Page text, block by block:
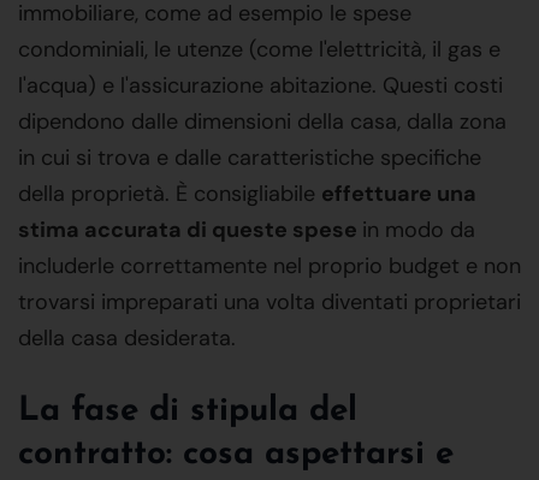
immobiliare, come ad esempio le spese
condominiali, le utenze (come l'elettricità, il gas e
l'acqua) e l'assicurazione abitazione. Questi costi
dipendono dalle dimensioni della casa, dalla zona
in cui si trova e dalle caratteristiche specifiche
della proprietà. È consigliabile effettuare una
stima accurata di queste spese in modo da
includerle correttamente nel proprio budget e non
trovarsi impreparati una volta diventati proprietari
della casa desiderata.
La fase di stipula del
contratto: cosa aspettarsi e